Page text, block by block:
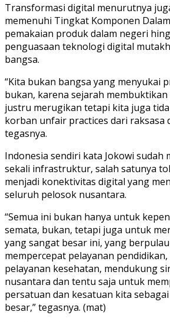
Transformasi digital menurutnya
memenuhi Tingkat Komponen
pemakaian produk dalam negeri
penguasaan teknologi digital
bangsa.
“Kita bukan bangsa yang menyukai
bukan, karena sejarah
justru merugikan tetapi kita juga
korban unfair practices dari raksasa
tegasnya.
Indonesia sendiri kata Jokowi sudah
sekali infrastruktur, salah satunya
menjadi konektivitas digital yang
seluruh pelosok nusantara.
“Semua ini bukan hanya untuk
semata, bukan, tetapi juga untuk
yang sangat besar ini, yang
mempercepat pelayanan
pelayanan kesehatan, mendukung
nusantara dan tentu saja untuk
persatuan dan kesatuan kita
besar,” tegasnya. (mat)